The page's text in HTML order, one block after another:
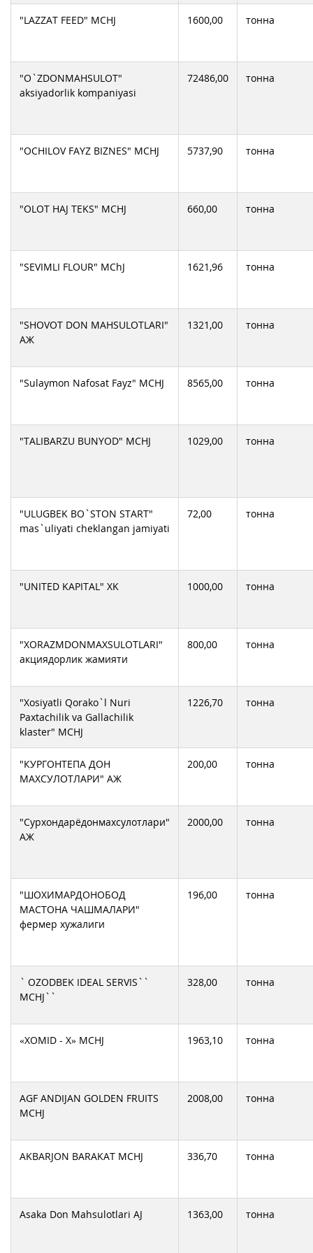
ФХ HUMO AGRO PLATINUM
Хонка дон махсулотлари АЖ
"LAZZAT FEED" MCHJ 1600,00 тонна
"O`ZDONMAHSULOT"
aksiyadorlik komрaniyasi
72486,00 тонна
"OCHILOV FAYZ BIZNES" MCHJ 5737,90 тонна
"OLOT HAJ TEKS" MCHJ 660,00 тонна
"SEVIMLI FLOUR" MChJ 1621,96 тонна
"SHOVOT DON MAHSULOTLARI"
АЖ
1321,00 тонна
"Sulaymon Nafosat Fayz" MCHJ 8565,00 тонна
"TALIBARZU BUNYOD" MCHJ 1029,00 тонна
"ULUGBEK BO`STON START"
mas`uliyati cheklangan jamiyati
72,00 тонна
"UNITED KAPITAL" XK 1000,00 тонна
"XORAZMDONMAXSULOTLARI"
акциядорлик жамияти
800,00 тонна
"Xosiyatli Qorako`l Nuri
Paxtachilik va Gallachilik
klaster" MCHJ
1226,70 тонна
"КУРГОНТЕПА ДОН
МАХСУЛОТЛАРИ" АЖ
200,00 тонна
"Сурхондарёдонмахсулотлари"
АЖ
2000,00 тонна
"ШОХИМАРДОHОБОД
МАСТОHА ЧАШМАЛАРИ"
фермер хужалиги
196,00 тонна
` OZODBEK IDEAL SERVIS``
MCHJ``
328,00 тонна
«XOMID - X» MCHJ 1963,10 тонна
AGF ANDIJAN GOLDEN FRUITS
MCHJ
2008,00 тонна
AKBARJON BARAKAT MCHJ 336,70 тонна
Asaka Don Mahsulotlari AJ 1363,00 тонна